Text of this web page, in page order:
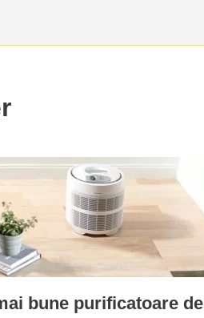
bune purificatoare de